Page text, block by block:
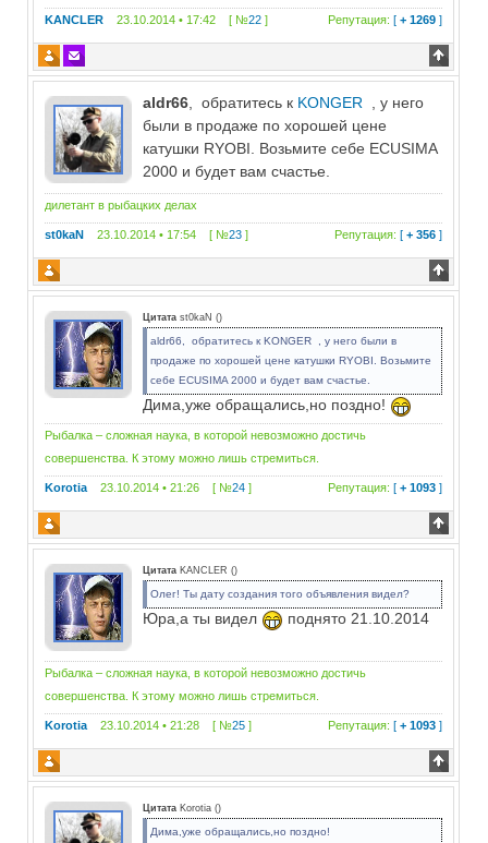
KANCLER 23.10.2014 • 17:42 [ №22 ] Репутация: [+ 1269 ]
aldr66 , обратитесь к KONGER , у него
были в продаже по хорошей цене
катушки RYOBI. Возьмите себе ECUSIMA
2000 и будет вам счастье.
дилетант в рыбацких делах
st0kaN 23.10.2014 • 17:54 [ №23 ] Репутация: [+ 356 ]
Цитата st0kaN ()
aldr66, обратитесь к KONGER , у него были в
продаже по хорошей цене катушки RYOBI. Возьмите
себе ECUSIMA 2000 и будет вам счастье.
Дима,уже обращались,но поздно!
Рыбалка – сложная наука, в которой невозможно достичь
совершенства. К этому можно лишь стремиться.
Korotia 23.10.2014 • 21:26 [ №24 ] Репутация: [+ 1093 ]
Цитата KANCLER ()
Олег! Ты дату создания того объявления видел?
Юра,а ты видел поднято 21.10.2014
Рыбалка – сложная наука, в которой невозможно достичь
совершенства. К этому можно лишь стремиться.
Korotia 23.10.2014 • 21:28 [ №25 ] Репутация: [+ 1093 ]
Цитата Korotia ()
Дима,уже обращались,но поздно!